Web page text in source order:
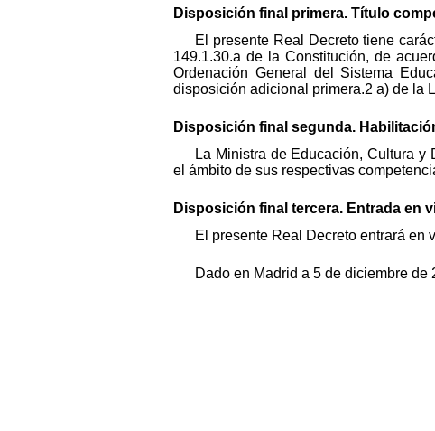
Disposición final primera. Título
El presente Real Decreto tiene
149.1.30.a de la Constitución, de
Ordenación General del Sistema
disposición adicional primera.2 a) de la
Disposición final segunda.
La Ministra de Educación, Cultura y
el ámbito de sus respectivas
Disposición final tercera. Entrada en
El presente Real Decreto entrará
Dado en Madrid a 5 de diciembre de